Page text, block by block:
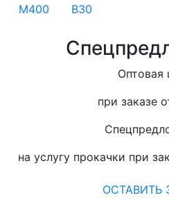
М400
В30
Оптовая
при заказе
на услугу прокачки при
ОСТАВИТЬ